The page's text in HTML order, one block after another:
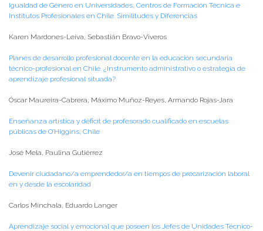
Igualdad de Género en Universidades, Centros de Formación Técnica e
Institutos Profesionales en Chile. Similitudes y Diferencias
Karen Mardones-Leiva, Sebastián Bravo-Viveros
Planes de desarrollo profesional docente en la educación secundaria
técnico-profesional en Chile. ¿Instrumento administrativo o estrategia de
aprendizaje profesional situada?
Óscar Maureira-Cabrera, Máximo Muñoz-Reyes, Armando Rojas-Jara
Enseñanza artística y déficit de profesorado cualificado en escuelas
públicas de O’Higgins, Chile
José Mela, Paulina Gutiérrez
Devenir ciudadano/a emprendedor/a en tiempos de precarización laboral
en y desde la escolaridad
Carlos Minchala, Eduardo Langer
Aprendizaje social y emocional que poseen los Jefes de Unidades Técnico-